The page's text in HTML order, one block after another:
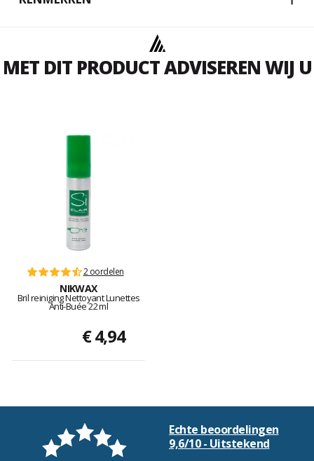
MET DIT PRODUCT ADVISEREN WIJ U
2 oordelen
NIKWAX
Bril reiniging Nettoyant Lunettes
Anti-Buée 22 ml
€ 4,94
Echte beoordelingen
9,6/10 - Uitstekend